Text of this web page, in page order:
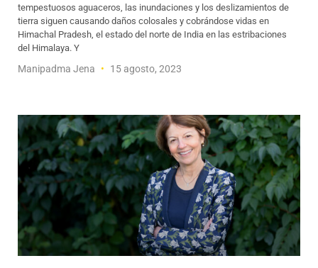
tempestuosos aguaceros, las inundaciones y los deslizamientos de
tierra siguen causando daños colosales y cobrándose vidas en
Himachal Pradesh, el estado del norte de India en las estribaciones
del Himalaya. Y
Manipadma Jena 15 agosto, 2023